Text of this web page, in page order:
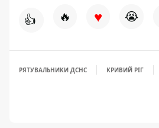
👍 🔥 ♥ 😭
РЯТУВАЛЬНИКИ ДСНС КРИВИЙ РІГ